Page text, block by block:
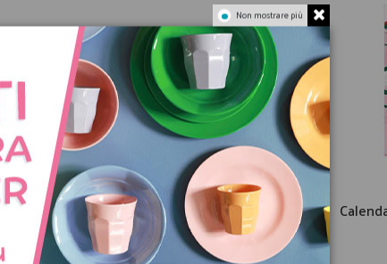
Calendario dell'Avvento Villaggio
di Natale Fai-da-te
22,90 €
Non mostrare più